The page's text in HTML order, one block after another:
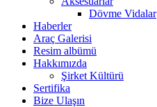
Dövme Vidalar
Haberler
Araç Galerisi
Resim albümü
Hakkımızda
Şirket Kültürü
Sertifika
Bize Ulaşın